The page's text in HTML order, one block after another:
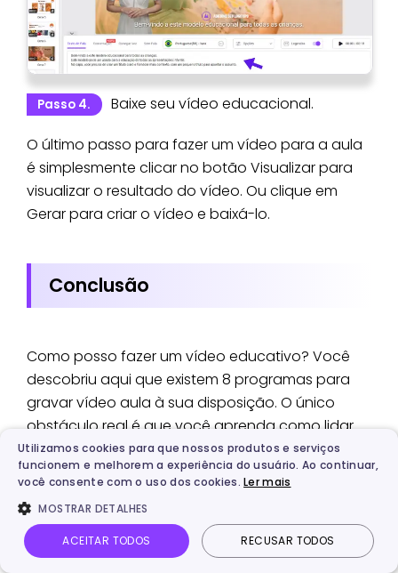
Passo 4.
Baixe seu vídeo educacional.
O último passo para fazer um vídeo para a aula
é simplesmente clicar no botão Visualizar para
visualizar o resultado do vídeo. Ou clique em
Gerar para criar o vídeo e baixá-lo.
Conclusão
Como posso fazer um vídeo educativo? Você
descobriu aqui que existem 8 programas para
gravar vídeo aula à sua disposição. O único
obstáculo real é que você aprenda como lidar
com eles com a habilidade necessária. Porém,
isso será fácil, pois são ferramentas projetadas
por profissionais. Os vídeos são uma forma
divertida e prática de transmitir conhecimentos
que você não pode perder. Saiba mais sobre o
Utilizamos cookies para que nossos produtos e serviços
funcionem e melhorem a experiência do usuário. Ao continuar,
você consente com o uso dos cookies.Ler mais
MOSTRAR DETALHES
ACEITAR TODOS RECUSAR TODOS